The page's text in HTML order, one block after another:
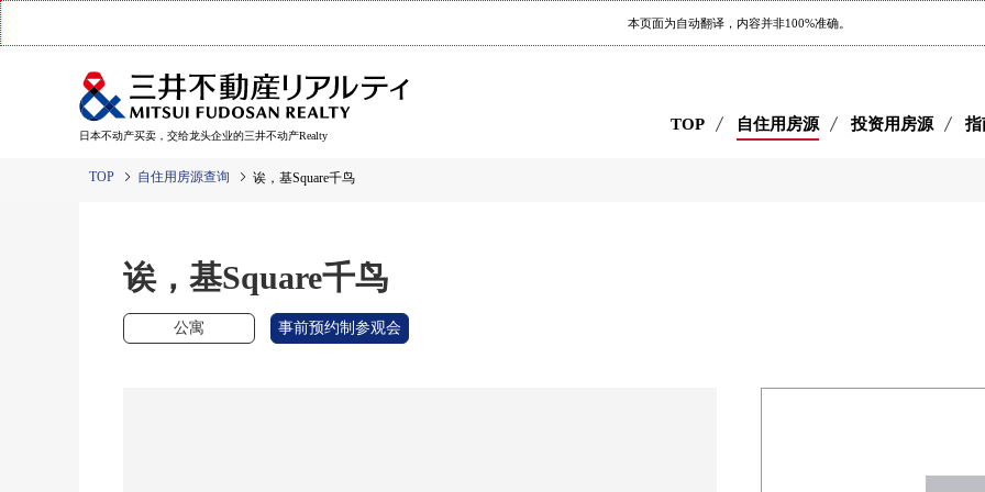
本页面为自动翻译，内容并非100%准确。
日本不动产买卖，交给龙头企业的三井不动产Realty
TOP 自住用房源 投资用房源 指
TOP 自住用房源查询 诶，基Square千鸟
诶，基Square千鸟
公寓 事前预约制参观会